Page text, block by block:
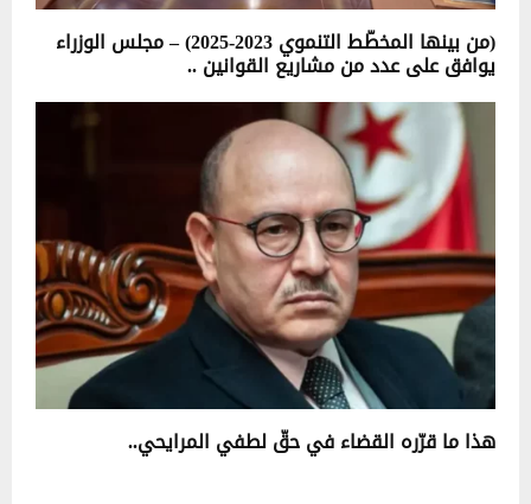
(من بينها المخطّط التنموي 2023-2025) – مجلس الوزراء
يوافق على عدد من مشاريع القوانين ..
هذا ما قرّره القضاء في حقّ لطفي المرايحي..